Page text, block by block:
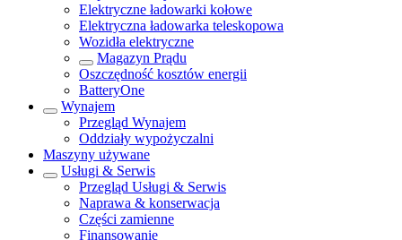
Elektryczne ładowarki kołowe
Elektryczna ładowarka teleskopowa
Wozidła elektryczne
Magazyn Prądu
Oszczędność kosztów energii
BatteryOne
Wynajem
Przegląd Wynajem
Oddziały wypożyczalni
Maszyny używane
Usługi & Serwis
Przegląd Usługi & Serwis
Naprawa & konserwacja
Części zamienne
Finansowanie